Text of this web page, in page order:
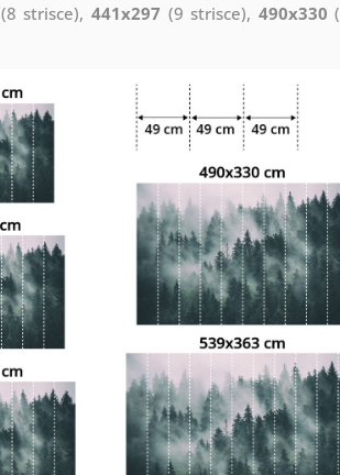
(8 strisce),441x297 (9 strisce), 490x330